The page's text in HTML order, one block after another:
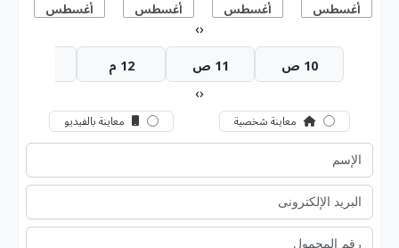
أغسطس أغسطس أغسطس أغسطس
‹
›
10 ص 11 ص 12 م
‹
›
معاينة شخصية معاينة بالفيديو